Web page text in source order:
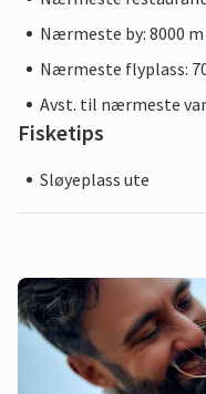
Nærmeste by: 8000
Nærmeste flyplass:
Avst. til nærmeste
Fisketips
Sløyeplass ute